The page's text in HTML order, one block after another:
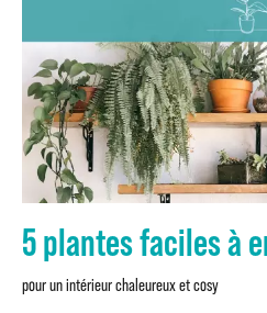
5 plantes faciles à
pour un intérieur chaleureux et cosy